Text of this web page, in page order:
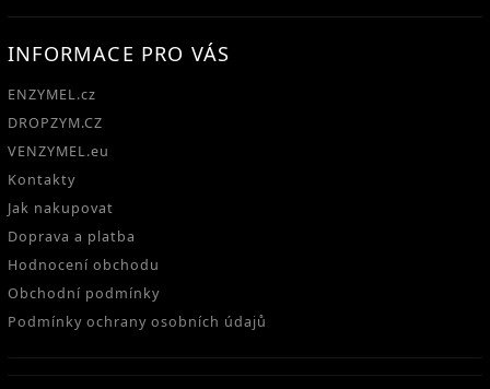
INFORMACE PRO VÁS
ENZYMEL.cz
DROPZYM.CZ
VENZYMEL.eu
Kontakty
Jak nakupovat
Doprava a platba
Hodnocení obchodu
Obchodní podmínky
Podmínky ochrany osobních údajů